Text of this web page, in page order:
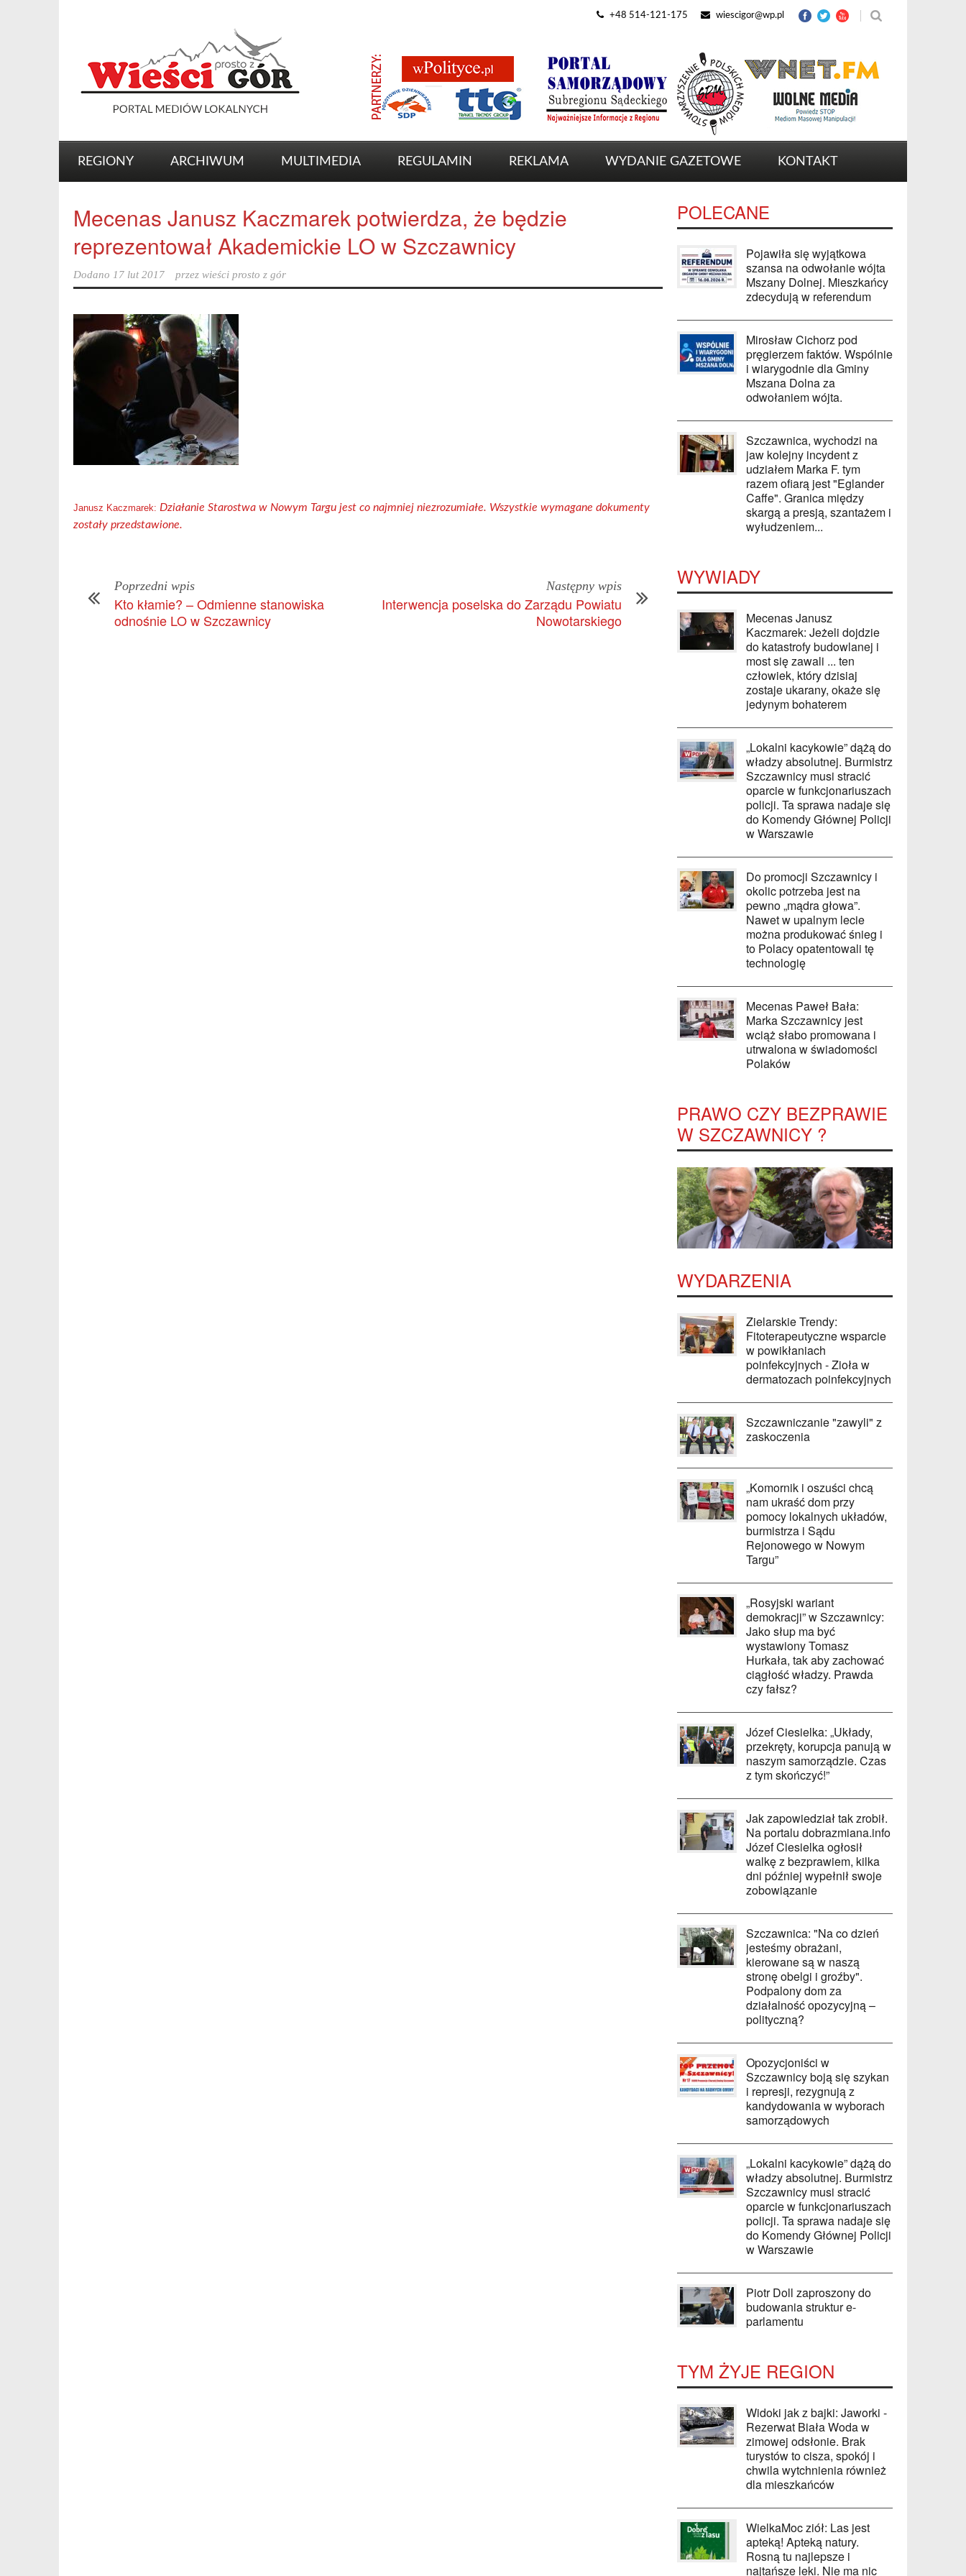
+48 514-121-175 wiescigor@wp.pl
REGIONY ARCHIWUM MULTIMEDIA REGULAMIN REKLAMA WYDANIE GAZETOWE KONTAKT
Mecenas Janusz Kaczmarek potwierdza, że będzie
reprezentował Akademickie LO w Szczawnicy
Dodano 17 lut 2017 przez wieści prosto z gór
Janusz Kaczmarek: Działanie Starostwa w Nowym Targu jest co najmniej niezrozumiałe. Wszystkie wymagane dokumenty
zostały przedstawione.
Poprzedni wpis
Kto kłamie? – Odmienne stanowiska
odnośnie LO w Szczawnicy
Następny wpis
Interwencja poselska do Zarządu Powiatu
Nowotarskiego
POLECANE
Pojawiła się wyjątkowa
szansa na odwołanie wójta
Mszany Dolnej. Mieszkańcy
zdecydują w referendum
Mirosław Cichorz pod
pręgierzem faktów. Wspólnie
i wiarygodnie dla Gminy
Mszana Dolna za
odwołaniem wójta.
Szczawnica, wychodzi na
jaw kolejny incydent z
udziałem Marka F. tym
razem ofiarą jest "Eglander
Caffe". Granica między
skargą a presją, szantażem i
wyłudzeniem...
WYWIADY
Mecenas Janusz
Kaczmarek: Jeżeli dojdzie
do katastrofy budowlanej i
most się zawali ... ten
człowiek, który dzisiaj
zostaje ukarany, okaże się
jedynym bohaterem
„Lokalni kacykowie” dążą do
władzy absolutnej. Burmistrz
Szczawnicy musi stracić
oparcie w funkcjonariuszach
policji. Ta sprawa nadaje się
do Komendy Głównej Policji
w Warszawie
Do promocji Szczawnicy i
okolic potrzeba jest na
pewno „mądra głowa”.
Nawet w upalnym lecie
można produkować śnieg i
to Polacy opatentowali tę
technologię
Mecenas Paweł Bała:
Marka Szczawnicy jest
wciąż słabo promowana i
utrwalona w świadomości
Polaków
PRAWO CZY BEZPRAWIE
W SZCZAWNICY ?
WYDARZENIA
Zielarskie Trendy:
Fitoterapeutyczne wsparcie
w powikłaniach
poinfekcyjnych - Zioła w
dermatozach poinfekcyjnych
Szczawniczanie "zawyli" z
zaskoczenia
„Komornik i oszuści chcą
nam ukraść dom przy
pomocy lokalnych układów,
burmistrza i Sądu
Rejonowego w Nowym
Targu”
„Rosyjski wariant
demokracji” w Szczawnicy:
Jako słup ma być
wystawiony Tomasz
Hurkała, tak aby zachować
ciągłość władzy. Prawda
czy fałsz?
Józef Ciesielka: „Układy,
przekręty, korupcja panują w
naszym samorządzie. Czas
z tym skończyć!”
Jak zapowiedział tak zrobił.
Na portalu dobrazmiana.info
Józef Ciesielka ogłosił
walkę z bezprawiem, kilka
dni później wypełnił swoje
zobowiązanie
Szczawnica: "Na co dzień
jesteśmy obrażani,
kierowane są w naszą
stronę obelgi i groźby".
Podpalony dom za
działalność opozycyjną –
polityczną?
Opozycjoniści w
Szczawnicy boją się szykan
i represji, rezygnują z
kandydowania w wyborach
samorządowych
„Lokalni kacykowie” dążą do
władzy absolutnej. Burmistrz
Szczawnicy musi stracić
oparcie w funkcjonariuszach
policji. Ta sprawa nadaje się
do Komendy Głównej Policji
w Warszawie
Piotr Doll zaproszony do
budowania struktur e-
parlamentu
TYM ŻYJE REGION
Widoki jak z bajki: Jaworki -
Rezerwat Biała Woda w
zimowej odsłonie. Brak
turystów to cisza, spokój i
chwila wytchnienia również
dla mieszkańców
WielkaMoc ziół: Las jest
apteką! Apteką natury.
Rosną tu najlepsze i
najtańsze leki. Nie ma nic